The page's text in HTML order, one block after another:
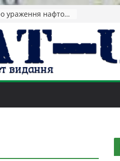
Зеленський повідомив про ураження нафтозаводів РФ за понад 1300 км від фронту